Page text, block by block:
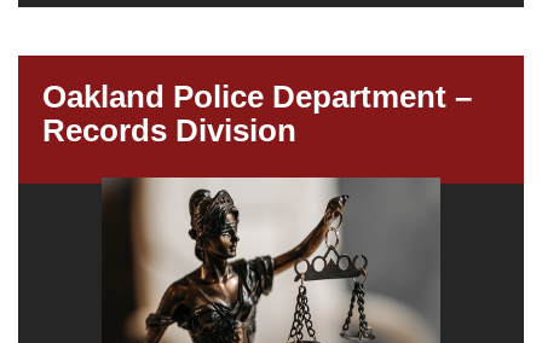
Oakland Police Department –
Records Division